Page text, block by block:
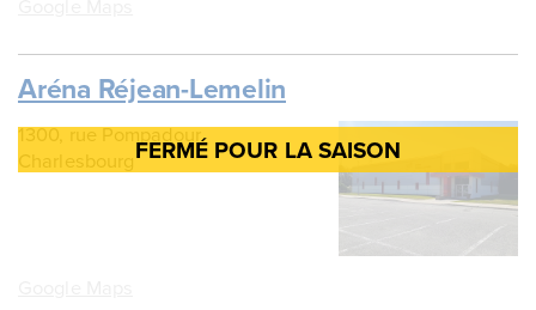
Aréna Réjean-Lemelin
1300, rue Pompadour
Charlesbourg